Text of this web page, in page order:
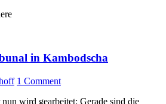
in Kambodscha
1 Comment
nun wird gearbeitet: Gerade sind die